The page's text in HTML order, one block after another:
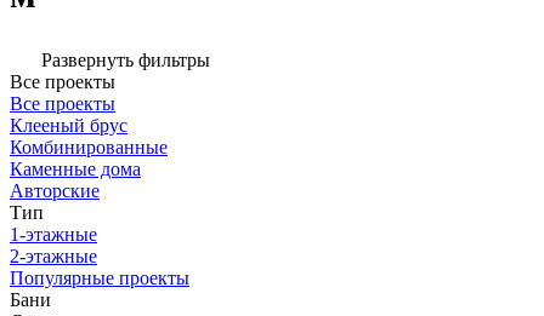
Развернуть фильтры
Все проекты
Все проекты
Клееный брус
Комбинированные
Каменные дома
Авторские
Тип
1-этажные
2-этажные
Популярные проекты
Бани